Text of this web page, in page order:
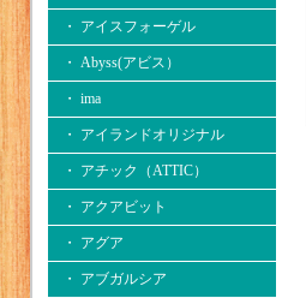
・ アイスフォーゲル
・ Abyss(アビス）
・ ima
・ アイランドオリジナル
・ アチック（ATTIC）
・ アクアビット
・ アグア
・ アブガルシア